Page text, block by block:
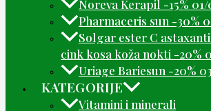
Noreva Kerapil -15%
Pharmaceris sun -30%
Solgar ester C
cink kosa koža nokti -20%
Uriage Bariesun -20%
KATEGORIJE
Vitamini i minerali